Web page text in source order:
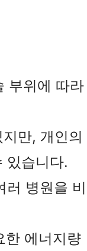
부위에 따라
만, 개인의
있습니다.
러 병원을 비
한 에너지량